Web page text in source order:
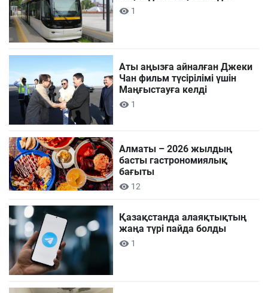
1
Аты аңызға айналған Джеки
Чан фильм түсірілімі үшін
Маңғыстауға келді
1
Алматы – 2026 жылдың
басты гастрономиялық
бағыты
12
Қазақстанда алаяқтықтың
жаңа түрі пайда болды
1